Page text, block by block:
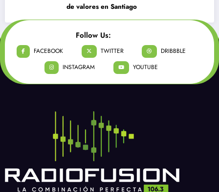
de valores en Santiago
Follow Us:
FACEBOOK TWITTER
DRIBBBLE
INSTAGRAM
YOUTUBE